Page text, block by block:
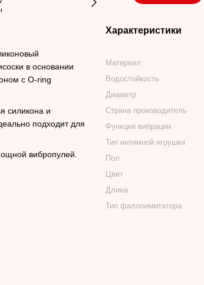
в основании
с O-ring
силикона и
подходит для
вибропулей.
Характеристики
Материал
Водостойкость
Диаметр
Страна производитель
Функция вибрации
Тип интимной игрушки
Пол
Цвет
Длина
Тип фаллоимитатора